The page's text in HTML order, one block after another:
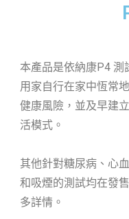
本產品是依納康P4 測
用家自行在家中恆常
健康風險，並及早建
活模式。
其他針對糖尿病、心
和吸煙的測試均在發
多詳情。